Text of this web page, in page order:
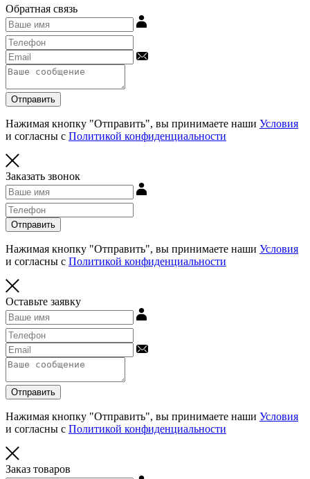
Обратная связь
Отправить
Нажимая кнопку "Отправить", вы принимаете наши Условия
и согласны с Политикой конфиденциальности
Заказать звонок
Отправить
Нажимая кнопку "Отправить", вы принимаете наши Условия
и согласны с Политикой конфиденциальности
Оставьте заявку
Отправить
Нажимая кнопку "Отправить", вы принимаете наши Условия
и согласны с Политикой конфиденциальности
Заказ товаров